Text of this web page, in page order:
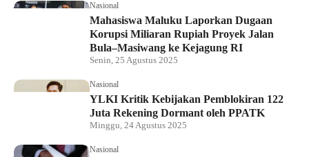
Nasional
Mahasiswa Maluku Laporkan Dugaan
Korupsi Miliaran Rupiah Proyek Jalan
Bula–Masiwang ke Kejagung RI
Senin, 25 Agustus 2025
Nasional
YLKI Kritik Kebijakan Pemblokiran 122
Juta Rekening Dormant oleh PPATK
Minggu, 24 Agustus 2025
Nasional